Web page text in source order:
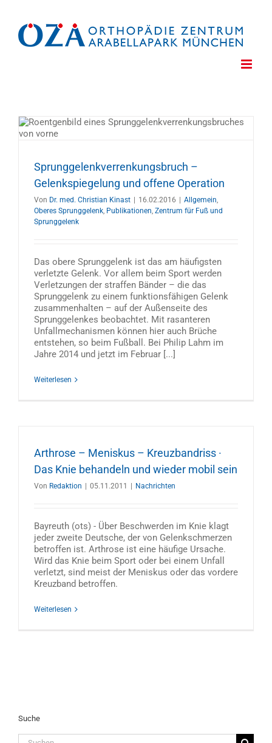
springen
Sprunggelenkverrenkungsbruch –
Gelenkspiegelung und offene Operation
Von Dr. med. Christian Kinast 16.02.2016 Allgemein,
Oberes Sprunggelenk, Publikationen, Zentrum für Fuß und
Sprunggelenk
Das obere Sprunggelenk ist das am häufigsten
verletzte Gelenk. Vor allem beim Sport werden
Verletzungen der straffen Bänder – die das
Sprunggelenk zu einem funktionsfähigen Gelenk
zusammenhalten – auf der Außenseite des
Sprunggelenkes beobachtet. Mit rasanteren
Unfallmechanismen können hier auch Brüche
entstehen, so beim Fußball. Bei Philip Lahm im
Jahre 2014 und jetzt im Februar [...]
Weiterlesen
Arthrose – Meniskus – Kreuzbandriss ·
Das Knie behandeln und wieder mobil sein
Von Redaktion 05.11.2011 Nachrichten
Bayreuth (ots) - Über Beschwerden im Knie klagt
jeder zweite Deutsche, der von Gelenkschmerzen
betroffen ist. Arthrose ist eine häufige Ursache.
Wird das Knie beim Sport oder bei einem Unfall
verletzt, sind meist der Meniskus oder das vordere
Kreuzband betroffen.
Weiterlesen
Suche
Suche